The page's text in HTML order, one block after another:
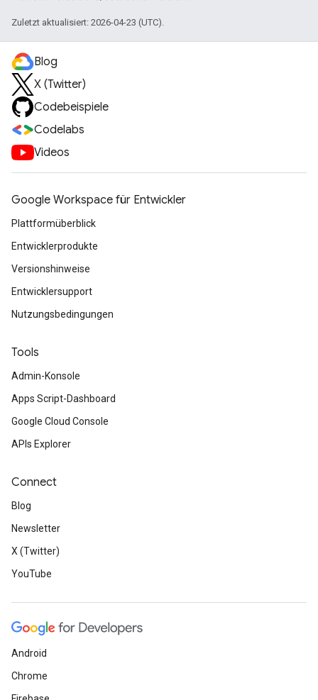
Zuletzt aktualisiert: 2026-04-23 (UTC).
Blog
X (Twitter)
Codebeispiele
Codelabs
Videos
Google Workspace für Entwickler
Plattformüberblick
Entwicklerprodukte
Versionshinweise
Entwicklersupport
Nutzungsbedingungen
Tools
Admin-Konsole
Apps Script-Dashboard
Google Cloud Console
APIs Explorer
Connect
Blog
Newsletter
X (Twitter)
YouTube
Android
Chrome